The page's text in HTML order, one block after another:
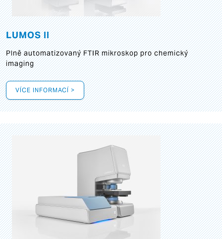
LUMOS II
Plně automatizovaný FTIR mikroskop pro chemický
imaging
VÍCE INFORMACÍ >